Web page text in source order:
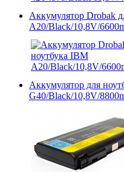
Аккумулятор Drobak
A20/Black/10,8V/
Аккумулятор для
G40/Black/10,8V/